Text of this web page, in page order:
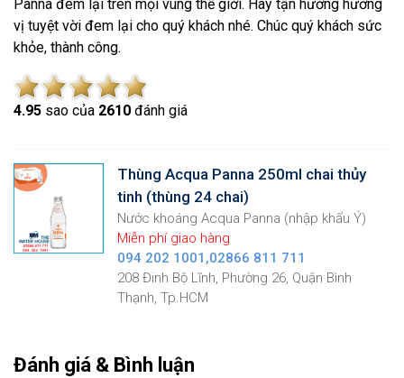
Panna đem lại trên mọi vùng thế giới. Hãy tận hưởng hương
vị tuyệt vời đem lại cho quý khách nhé. Chúc quý khách sức
khỏe, thành công.
4.95 sao của 2610 đánh giá
Thùng Acqua Panna 250ml chai thủy
tinh (thùng 24 chai)
Nước khoáng Acqua Panna (nhập khẩu Ý)
Miễn phí giao hàng
094 202 1001,02866 811 711
208 Đinh Bộ Lĩnh, Phường 26, Quận Bình
Thạnh, Tp.HCM
Đánh giá & Bình luận